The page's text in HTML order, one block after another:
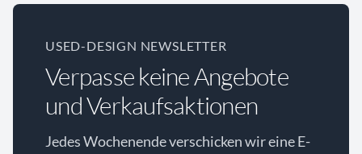
USED-DESIGN NEWSLETTER
Verpasse keine Angebote
und Verkaufsaktionen
Jedes Wochenende verschicken wir eine E-